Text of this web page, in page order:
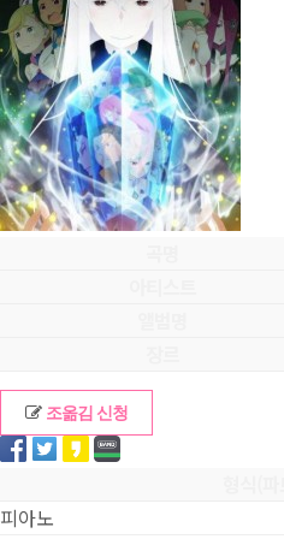
조옮김 신청
피아노